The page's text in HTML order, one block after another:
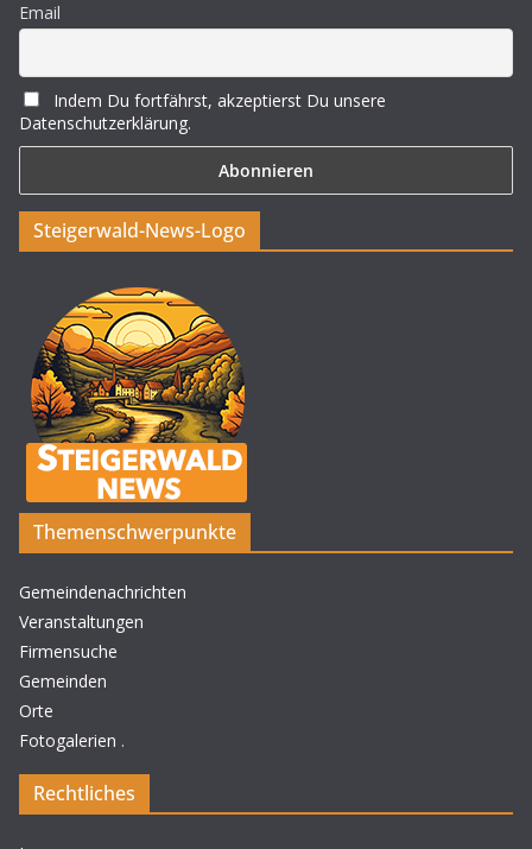
Email
Indem Du fortfährst, akzeptierst Du unsere
Datenschutzerklärung.
Steigerwald-News-Logo
Themenschwerpunkte
Gemeindenachrichten
Veranstaltungen
Firmensuche
Gemeinden
Orte
Fotogalerien .
Rechtliches